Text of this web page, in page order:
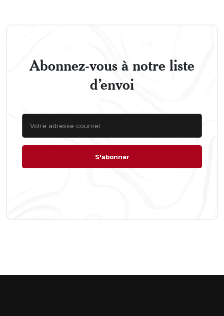
Abonnez-vous à notre liste
d’envoi